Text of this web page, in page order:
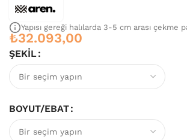
Yapısı gereği halılarda 3-5 cm arası çekme
₺32.093,00
ŞEKIL
BOYUT/EBAT